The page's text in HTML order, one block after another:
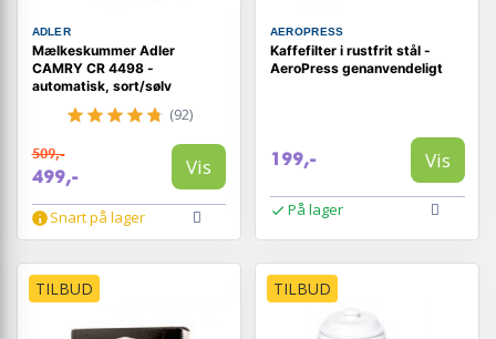
ADLER
Mælkeskummer Adler
CAMRY CR 4498 -
automatisk, sort/sølv
(92)
509,-
499,- Vis
Snart på lager
AEROPRESS
Kaffefilter i rustfrit stål -
AeroPress genanvendeligt
199,- Vis
På lager
TILBUD TILBUD